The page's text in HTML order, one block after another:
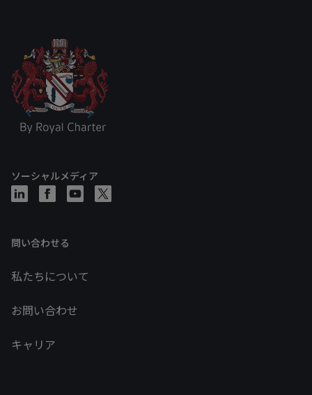
ソーシャルメディア
問い合わせる
私たちについて
お問い合わせ
キャリア